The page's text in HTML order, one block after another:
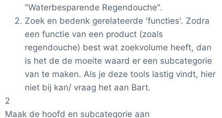
"Waterbesparende Regendouche".
Zoek en bedenk gerelateerde 'functies'. Zodra
een functie van een product (zoals
regendouche) best wat zoekvolume heeft, dan
is het de de moeite waard er een subcategorie
van te maken. Als je deze tools lastig vindt, hier
niet bij kan/ vraag het aan Bart.
2
Maak de hoofd en subcategorie aan